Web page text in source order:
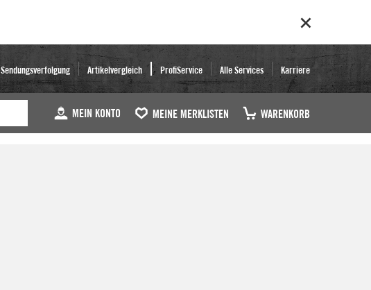
Sendungsverfolgung Artikelvergleich ProfiService Alle Services Karriere
MEIN KONTO MEINE MERKLISTEN WARENKORB